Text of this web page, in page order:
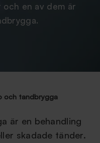
en av dem är
och tandbrygga
är en behandling
skadade tänder.